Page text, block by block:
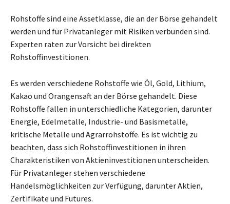
Rohstoffe sind eine Assetklasse, die an der Börse gehandelt
werden und für Privatanleger mit Risiken verbunden sind.
Experten raten zur Vorsicht bei direkten
Rohstoffinvestitionen.
Es werden verschiedene Rohstoffe wie Öl, Gold, Lithium,
Kakao und Orangensaft an der Börse gehandelt. Diese
Rohstoffe fallen in unterschiedliche Kategorien, darunter
Energie, Edelmetalle, Industrie- und Basismetalle,
kritische Metalle und Agrarrohstoffe. Es ist wichtig zu
beachten, dass sich Rohstoffinvestitionen in ihren
Charakteristiken von Aktieninvestitionen unterscheiden.
Für Privatanleger stehen verschiedene
Handelsmöglichkeiten zur Verfügung, darunter Aktien,
Zertifikate und Futures.